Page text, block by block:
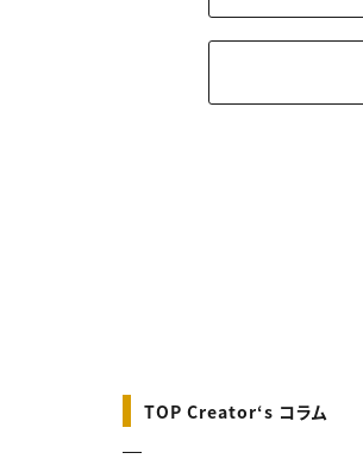
TOP Creator‘s コラム